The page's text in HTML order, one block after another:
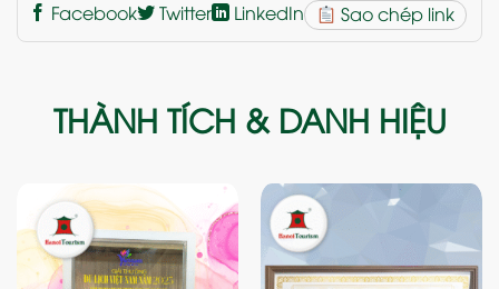
Facebook Twitter LinkedIn Sao chép link
THÀNH TÍCH & DANH HIỆU